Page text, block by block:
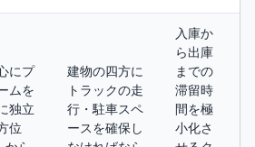
にプ
ムを
独立
位
建物の四方に
トラックの走
行・駐車スペ
ースを確保し
入庫か
ら出庫
までの
滞留時
間を極
小化さ